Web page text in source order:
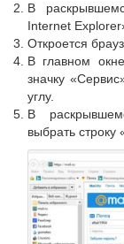
В
Internet
Откроется
В главном
значку
углу.
В
выбрать строку